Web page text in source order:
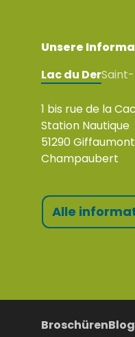
Unsere
Lac du Der
1 bis rue de la
Station Nautique
51290
Champaubert
Alle
BroschürenBlog